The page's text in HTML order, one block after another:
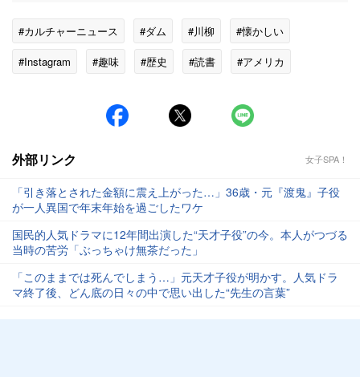
#カルチャーニュース #ダム #川柳
#懐かしい
#Instagram
#趣味 #歴史 #読書
#アメリカ
外部リンク 女子SPA！
「引き落とされた金額に震え上がった…」36歳・元『渡鬼』子役
が一人異国で年末年始を過ごしたワケ
国民的人気ドラマに12年間出演した“天才子役”の今。本人がつづる
当時の苦労「ぶっちゃけ無茶だった」
「このままでは死んでしまう…」元天才子役が明かす。人気ドラ
マ終了後、どん底の日々の中で思い出した“先生の言葉”